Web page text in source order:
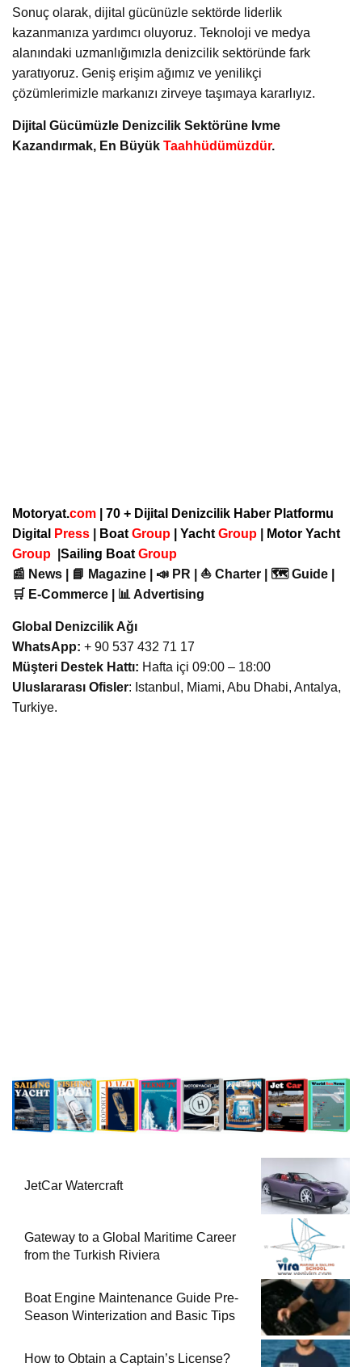
Sonuç olarak, dijital gücünüzle sektörde liderlik
kazanmanıza yardımcı oluyoruz. Teknoloji ve medya
alanındaki uzmanlığımızla denizcilik sektöründe fark
yaratıyoruz. Geniş erişim ağımız ve yenilikçi
çözümlerimizle markanızı zirveye taşımaya kararlıyız.
Dijital Gücümüzle Denizcilik Sektörüne Ivme
Kazandırmak, En Büyük Taahhüdümüzdür.
Motoryat.com | 70 + Dijital Denizcilik Haber Platformu
Digital
Press Boat Group Yacht Group
Motor Yacht
Group
Sailing Boat Group
📰 News | 📘 Magazine | 📣 PR | ⛵ Charter | 🗺️ Guide |
🛒 E-Commerce | 📊 Advertising
Global Denizcilik Ağı
WhatsApp: + 90 537 432 71 17
Müşteri Destek Hattı: Hafta içi 09:00 – 18:00
Uluslararası Ofisler: Istanbul, Miami, Abu Dhabi, Antalya,
Turkiye.
JetCar Watercraft
Gateway to a Global Maritime Career
from the Turkish Riviera
Boat Engine Maintenance Guide Pre-
Season Winterization and Basic Tips
How to Obtain a Captain’s License?